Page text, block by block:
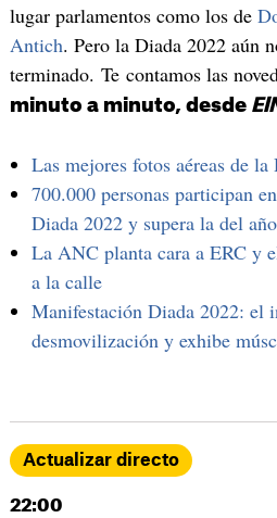
lugar parlamentos como los de
Antich. Pero la Diada 2022 aún
terminado. Te contamos las
minuto a minuto, desde
Las mejores fotos aéreas de
700.000 personas participan
Diada 2022 y supera la del
La ANC planta cara a ERC y
a la calle
Manifestación Diada 2022: el
desmovilización y exhibe
Actualizar directo
22:00